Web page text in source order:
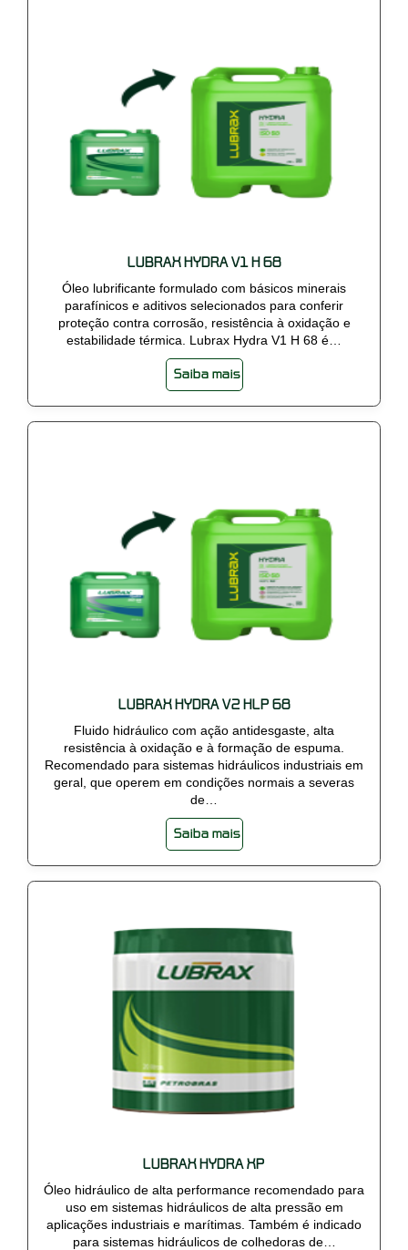
LUBRAX HYDRA V1 H 68
Óleo lubrificante formulado com básicos minerais
parafínicos e aditivos selecionados para conferir
proteção contra corrosão, resistência à oxidação e
estabilidade térmica. Lubrax Hydra V1 H 68 é…
Saiba mais
LUBRAX HYDRA V2 HLP 68
Fluido hidráulico com ação antidesgaste, alta
resistência à oxidação e à formação de espuma.
Recomendado para sistemas hidráulicos industriais em
geral, que operem em condições normais a severas
de…
Saiba mais
LUBRAX HYDRA XP
Óleo hidráulico de alta performance recomendado para
uso em sistemas hidráulicos de alta pressão em
aplicações industriais e marítimas. Também é indicado
para sistemas hidráulicos de colhedoras de…